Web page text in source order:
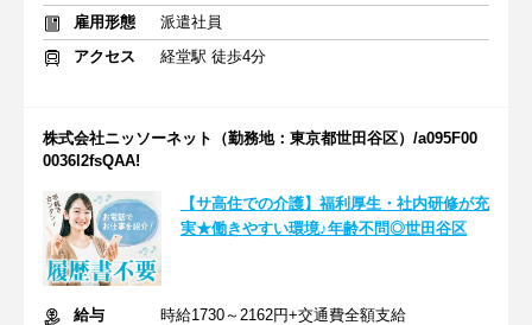
雇用形態
派遣社員
アクセス
経堂駅 徒歩4分
株式会社ニッソーネット（勤務地：東京都世田谷区）/a095F00
0036l2fsQAA!
【サ高住での介護】福利厚生・社内研修が充
実★働きやすい環境♪年齢不問◎世田谷区
給与
時給1730～2162円+交通費全額支給